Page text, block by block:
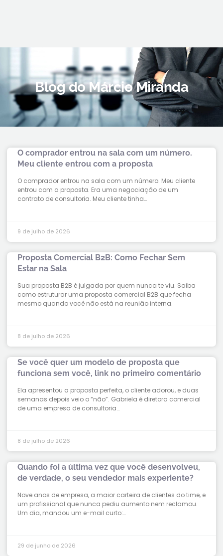
Blog do Márcio Miranda
O comprador entrou na sala com um número.
Meu cliente entrou com a proposta
O comprador entrou na sala com um número. Meu cliente
entrou com a proposta. Era uma negociação de um
contrato de consultoria. Meu cliente tinha…
9 de julho de 2026
Proposta Comercial B2B: Como Fechar Sem
Estar na Sala
Sua proposta B2B é julgada por quem nunca te viu. Saiba
como estruturar uma proposta comercial B2B que fecha
mesmo quando você não está na reunião interna.
8 de julho de 2026
Se você quer um modelo de proposta que
funciona sem você, link no primeiro comentário
Ela apresentou a proposta perfeita, o cliente adorou, e duas
semanas depois veio o “não”. Gabriela é diretora comercial
de uma empresa de consultoria…
8 de julho de 2026
Quando foi a última vez que você desenvolveu,
de verdade, o seu vendedor mais experiente?
Nove anos de empresa, a maior carteira de clientes do time, e
um profissional que nunca pediu aumento nem reclamou.
Um dia, mandou um e-mail curto:…
29 de junho de 2026